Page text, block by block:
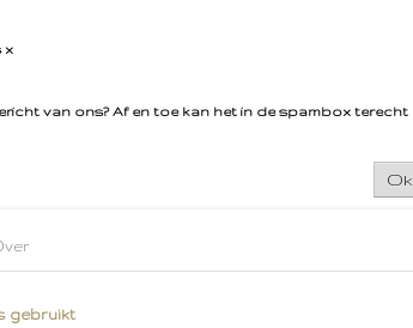
x
van ons? Af en toe kan het in de spambox terecht
Ok
gebruikt